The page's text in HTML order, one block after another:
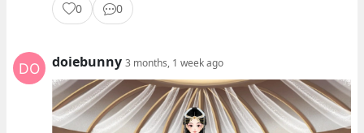
0 0
doiebunny 3 months, 1 week ago